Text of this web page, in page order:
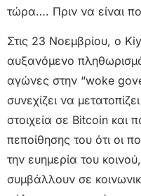
τώρα…. Πριν να είναι
Στις 23 Νοεμβρίου, ο
αυξανόμενο
αγώνες στην “woke
συνεχίζει να
στοιχεία σε Bitcoin και
πεποίθησης του ότι οι
την ευημερία του
συμβάλλουν σε